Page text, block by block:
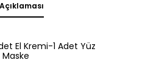
El Kremi-1 Adet Yüz